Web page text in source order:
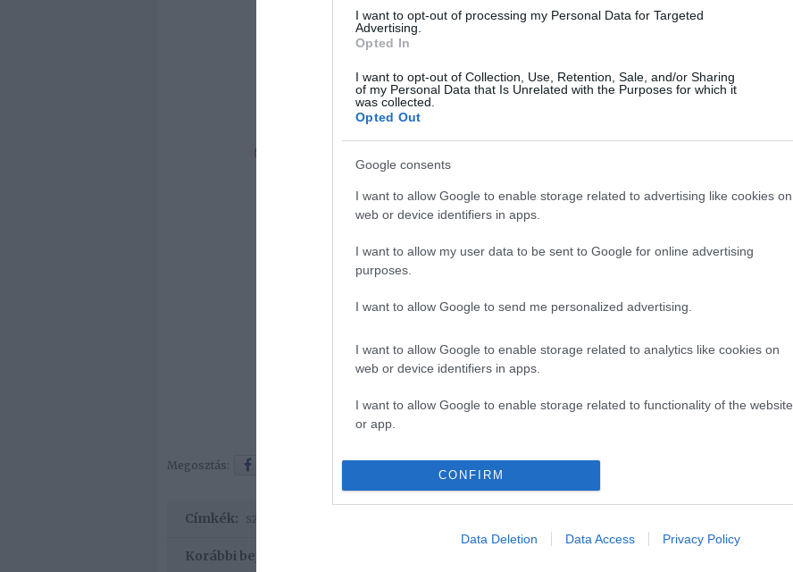
I want to opt-out of processing my Personal Data for Targeted
Advertising.
Opted In
I want to opt-out of Collection, Use, Retention, Sale, and/or Sharing
of my Personal Data that Is Unrelated with the Purposes for which it
was collected.
Opted Out
Google consents
I want to allow Google to enable storage related to advertising like cookies on
web or device identifiers in apps.
I want to allow my user data to be sent to Google for online advertising
purposes.
I want to allow Google to send me personalized advertising.
I want to allow Google to enable storage related to analytics like cookies on
web or device identifiers in apps.
I want to allow Google to enable storage related to functionality of the website
or app.
CONFIRM
Data Deletion Data Access Privacy Policy
Megosztás: Twitter Pinterest
Címkék: szerelem
Korábbi bejegyzések